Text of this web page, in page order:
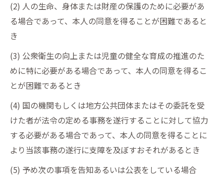
(2) 人の生命、身体または財産の保護のために必要があ
る場合であって、本人の同意を得ることが困難であると
き
(3) 公衆衛生の向上または児童の健全な育成の推進のた
めに特に必要がある場合であって、本人の同意を得るこ
とが困難であるとき
(4) 国の機関もしくは地方公共団体またはその委託を受
けた者が法令の定める事務を遂行することに対して協力
する必要がある場合であって、本人の同意を得ることに
より当該事務の遂行に支障を及ぼすおそれがあるとき
(5) 予め次の事項を告知あるいは公表をしている場合